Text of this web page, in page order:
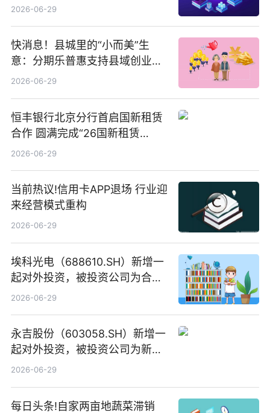
2026-06-29
快消息！县城里的“小而美”生
意：分期乐普惠支持县域创业者
扎根生长
2026-06-29
恒丰银行北京分行首启国新租赁
合作 圆满完成“26国新租赁
SCP003”发行_焦点精选
2026-06-29
当前热议!信用卡APP退场 行业迎
来经营模式重构
2026-06-29
埃科光电（688610.SH）新增一
起对外投资，被投资公司为合肥
元随信息技术有限公司
2026-06-29
永吉股份（603058.SH）新增一
起对外投资，被投资公司为新绘
纪（重庆）科技有限公司
2026-06-29
每日头条!自家两亩地蔬菜滞销